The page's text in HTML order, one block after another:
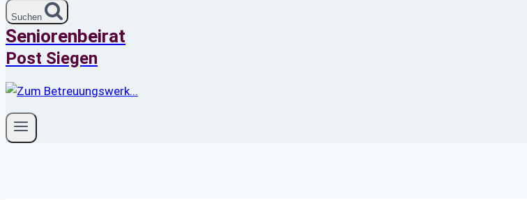
Suchen
Seniorenbeirat
Post Siegen